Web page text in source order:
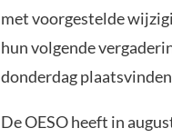
met voorgestelde
hun volgende
donderdag
De OESO heeft in